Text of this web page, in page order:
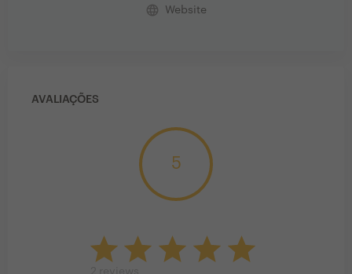
language Website
AVALIAÇÕES
5